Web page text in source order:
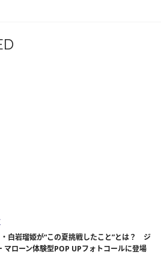
白岩瑠姫が“この夏挑戦したこと”とは？ ジ
マローン体験型POP UPフォトコールに登場